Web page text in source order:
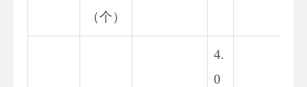
（个）
4.
0